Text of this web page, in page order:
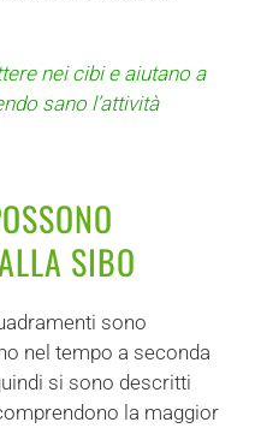
nei cibi e aiutano a
sano l’attività
SIBO
sono
nel tempo a seconda
si sono descritti
la maggior